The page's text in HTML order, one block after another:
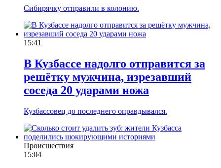
Сибирячку отправили в колонию.
15:41
В Кузбассе надолго отправится за
решётку мужчина, изрезавший
соседа 20 ударами ножа
Кузбассовец до последнего оправдывался.
Происшествия
15:04